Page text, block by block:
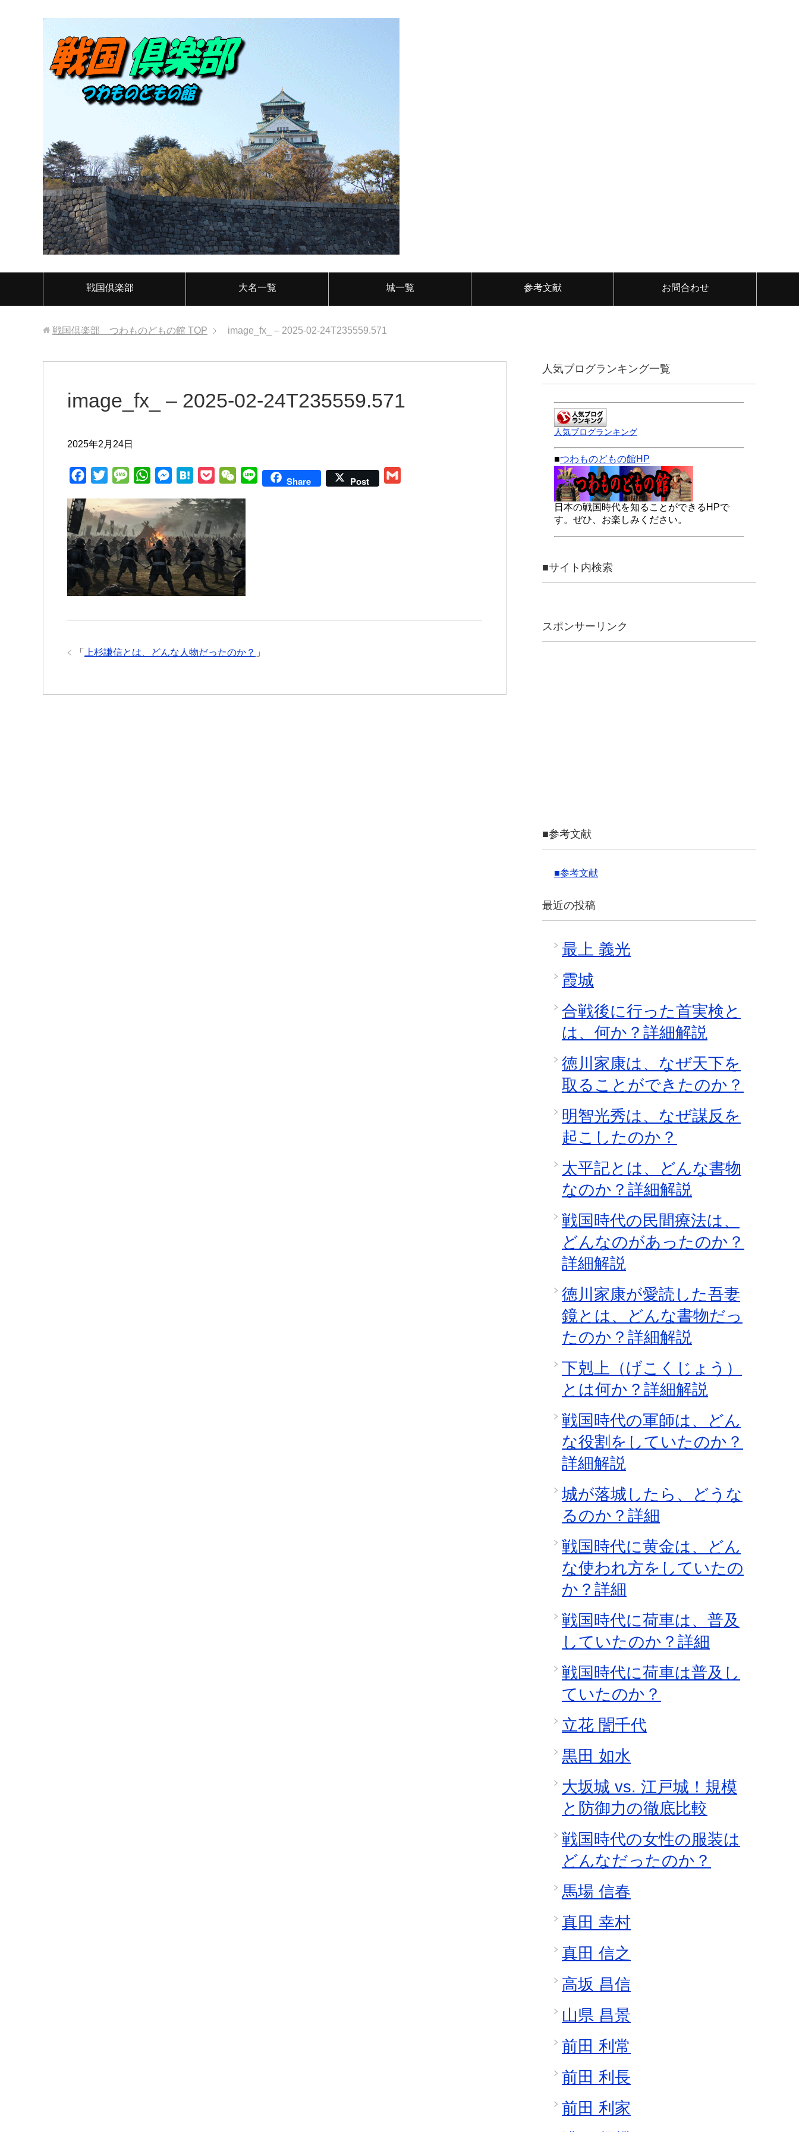
戦国倶楽部 大名一覧 城一覧 参考文献 お問合わせ
戦国倶楽部 つわものどもの館 TOP image_fx_ – 2025-02-24T235559.571
image_fx_ – 2025-02-24T235559.571
2025年2月24日
c
e
b
o
o
k
i
t
t
e
r
M
s
a
g
e
W
a
t
s
A
p
s
e
n
g
e
t
e
n
a
c
k
e
t
W
h
a
t
L
Share Post
「 上杉謙信とは、どんな人物だったのか？ 」
人気ブログランキング一覧
人気ブログランキング
■つわものどもの館HP
日本の戦国時代を知ることができるHPで
す。ぜひ、お楽しみください。
■サイト内検索
スポンサーリンク
■参考文献
■参考文献
最近の投稿
最上 義光
霞城
合戦後に行った首実検と
は、何か？詳細解説
徳川家康は、なぜ天下を
取ることができたのか？
明智光秀は、なぜ謀反を
起こしたのか？
太平記とは、どんな書物
なのか？詳細解説
戦国時代の民間療法は、
どんなのがあったのか？
詳細解説
徳川家康が愛読した吾妻
鏡とは、どんな書物だっ
たのか？詳細解説
下剋上（げこくじょう）
とは何か？詳細解説
戦国時代の軍師は、どん
な役割をしていたのか？
詳細解説
城が落城したら、どうな
るのか？詳細
戦国時代に黄金は、どん
な使われ方をしていたの
か？詳細
戦国時代に荷車は、普及
していたのか？詳細
戦国時代に荷車は普及し
ていたのか？
立花 誾千代
黒田 如水
大坂城 vs. 江戸城！規模
と防御力の徹底比較
戦国時代の女性の服装は
どんなだったのか？
馬場 信春
真田 幸村
真田 信之
高坂 昌信
山県 昌景
前田 利常
前田 利長
前田 利家